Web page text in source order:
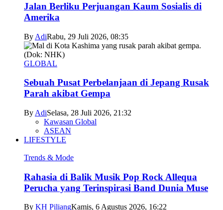
Jalan Berliku Perjuangan Kaum Sosialis di
Amerika
By AdiRabu, 29 Juli 2026, 08:35
GLOBAL
Sebuah Pusat Perbelanjaan di Jepang Rusak
Parah akibat Gempa
By AdiSelasa, 28 Juli 2026, 21:32
Kawasan Global
ASEAN
LIFESTYLE
Trends & Mode
Rahasia di Balik Musik Pop Rock Allequa
Perucha yang Terinspirasi Band Dunia Muse
By KH PiliangKamis, 6 Agustus 2026, 16:22